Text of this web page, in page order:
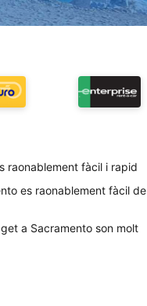
raonablement fàcil i rapid
es raonablement fàcil de
a Sacramento son molt